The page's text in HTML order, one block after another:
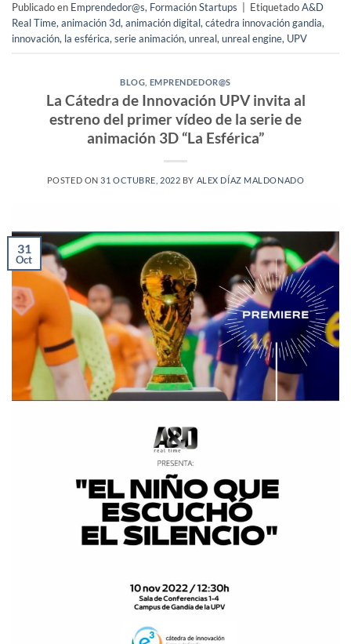
Publicado en Emprendedor@s, Formación Startups EtiquetadoA&D
Real Time,animación 3d,animación digital,cátedra innovación gandia,
innovación, la esférica,serie animación,unreal,unreal engine, UPV
BLOG EMPRENDEDOR@S
La Cátedra de Innovación UPV invita al
estreno del primer vídeo de la serie de
animación 3D “La Esférica”
POSTED ON31 OCTUBRE, 2022 BY ALEX DÍAZ MALDONADO
31
Oct